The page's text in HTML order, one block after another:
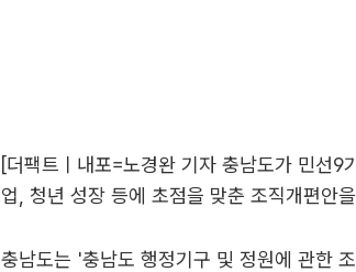
[더팩트ㅣ내포=노경완 기자 충남도가 민선
업, 청년 성장 등에 초점을 맞춘 조직개편안
충남도는 '충남도 행정기구 및 정원에 관한